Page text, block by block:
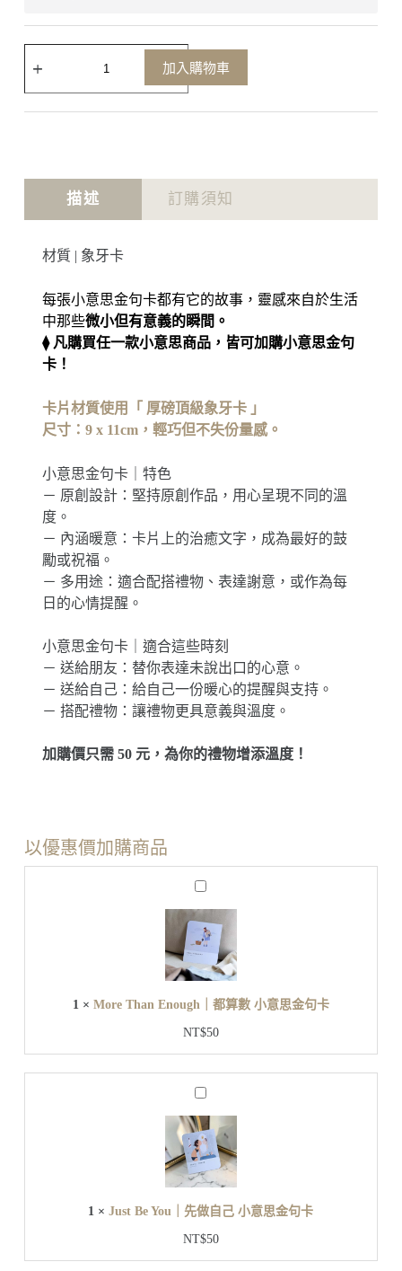
加入購物車
描述 訂購須知
材質 | 象牙卡
每張小意思金句卡都有它的故事，靈感來自於生活
中那些微小但有意義的瞬間。
⧫ 凡購買任一款小意思商品，皆可加購小意思金句
卡！
卡片材質使用「 厚磅頂級象牙卡 」
尺寸：9 x 11cm，輕巧但不失份量感。
小意思金句卡｜特色
－ 原創設計：堅持原創作品，用心呈現不同的溫
度。
－ 內涵暖意：卡片上的治癒文字，成為最好的鼓
勵或祝福。
－ 多用途：適合配搭禮物、表達謝意，或作為每
日的心情提醒。
小意思金句卡｜適合這些時刻
－ 送給朋友：替你表達未說出口的心意。
－ 送給自己：給自己一份暖心的提醒與支持。
－ 搭配禮物：讓禮物更具意義與溫度。
加購價只需 50 元，為你的禮物增添溫度！
以優惠價加購商品
M
r
T
h
a
E
n
o
u
g
h
都
算
數
小
思
金
1 × More Than Enough｜都算數 小意思金句卡
NT$50
J
s
t
B
e
Y
o
u
｜
1 ×Just Be You｜先做自己 小意思金句卡
NT$50